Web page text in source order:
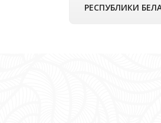
РЕСПУБЛИКИ